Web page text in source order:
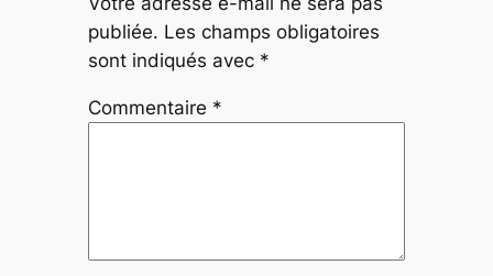
publiée. Les champs obligatoires
sont indiqués avec *
Commentaire *